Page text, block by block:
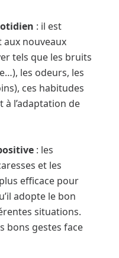
: il est
nouveaux
tels que les bruits
les odeurs, les
ces habitudes
à l’adaptation de
: les
et les
efficace pour
adopte le bon
situations.
bons gestes face